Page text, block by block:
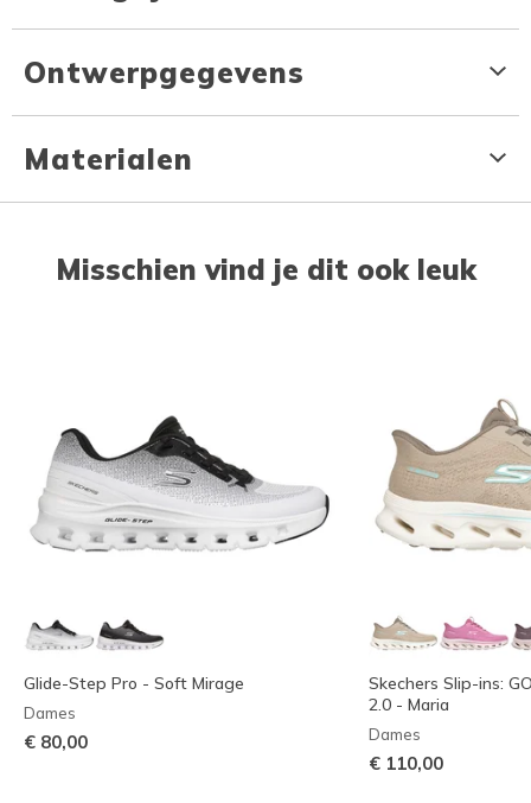
Ontwerpgegevens
Materialen
Misschien vind je dit ook leuk
Glide-Step Pro - Soft Mirage
Dames
€ 80,00
Skechers Slip-ins:
2.0 - Maria
Dames
€ 110,00